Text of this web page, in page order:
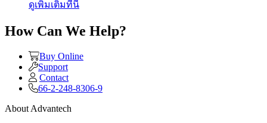
ดูเพิ่มเติมที่นี่
How Can We Help?
Buy Online
Support
Contact
66-2-248-8306-9
About Advantech